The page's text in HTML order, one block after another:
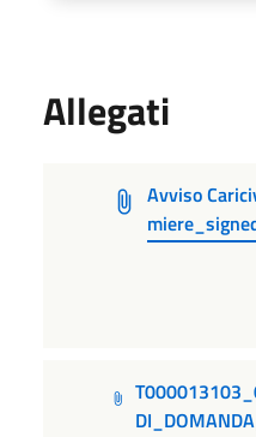
Allegati
Avviso